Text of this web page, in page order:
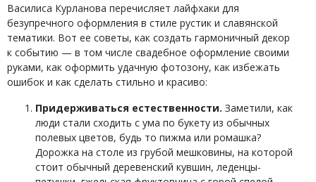
Василиса Курланова перечисляет лайфхаки для
безупречного оформления в стиле рустик и славянской
тематики. Вот ее советы, как создать гармоничный декор
к событию — в том числе свадебное оформление своими
руками, как оформить удачную фотозону, как избежать
ошибок и как сделать стильно и красиво:
Придерживаться естественности. Заметили, как
люди стали сходить с ума по букету из обычных
полевых цветов, будь то пижма или ромашка?
Дорожка на столе из грубой мешковины, на которой
стоит обычный деревенский кувшин, леденцы-